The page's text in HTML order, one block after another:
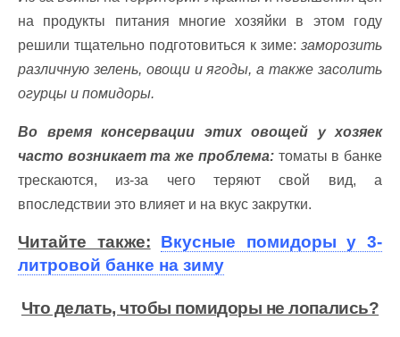
на продукты питания многие хозяйки в этом году
решили тщательно подготовиться к зиме: заморозить
различную зелень, овощи и ягоды, а также засолить
огурцы и помидоры.
Во время консервации этих овощей у хозяек
часто возникает та же проблема:томаты в банке
трескаются, из-за чего теряют свой вид, а
впоследствии это влияет и на вкус закрутки.
Читайте также:
Вкусные помидоры у 3-
литровой банке на зиму
Что делать, чтобы помидоры не лопались?